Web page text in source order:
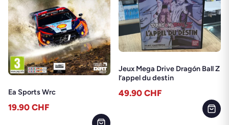
Ea Sports Wrc
19.90 CHF
Jeux Mega Drive Dragón Ball Z
l’appel du destin
49.90 CHF